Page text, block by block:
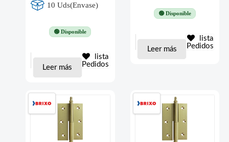
10 Uds(Envase)
🟢 Disponible
Leer más
lista
Pedidos
🟢 Disponible
Leer más
lista
Pedidos